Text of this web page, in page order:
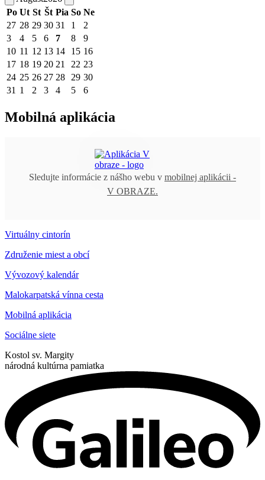
Po Ut St Št Pia So Ne
27 28 29 30 31 1
2
3
4 5 6 7 8
9
10 11 12 13 14 15 16
17 18 19 20 21 22 23
24 25 26 27 28 29 30
31 1 2 3 4 5 6
Mobilná aplikácia
Sledujte informácie z nášho webu v mobilnej aplikácii -
V OBRAZE.
Virtuálny cintorín
Združenie miest a obcí
Vývozový kalendár
Malokarpatská vínna cesta
Mobilná aplikácia
Sociálne siete
Kostol sv. Margity
národná kultúrna pamiatka